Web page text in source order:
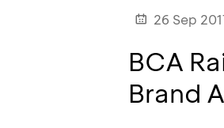
26 Sep
BCA
Brand